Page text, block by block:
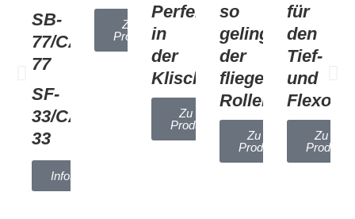
SB-
77/CA-
77
SF-
33/CA-
33
Infos
Zu den
Produkten
Perfektion
in
der
Klischeemontage!
Zu den
Produkten
so
gelingt
der
fliegende
Rollenwechsel!
Zu den
Produkten
für
den
Tief-
und
Zu den